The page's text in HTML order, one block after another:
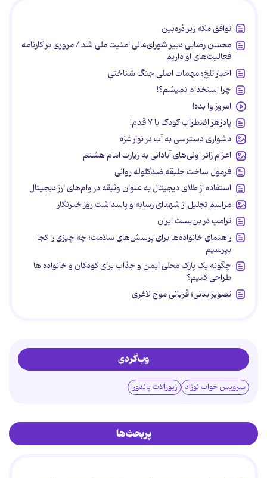
توافق مکه زیر ذره‌بین
محسن رضایی دبیر شورای‌عالی امنیت ملی شد / مروری بر کارنامه
فعالیت‌های او داریم
اخبار تلخ؛ مهمات اصلی جنگ شناختی
چرا استخدام نمیشم؟!
امروز وا بده!
پادزهر اضطراب کودک با ۷ قدم!
دشواری دسترسی به آب در نوار غزه
اعزام زائر اولی‌های آبادانی به زیارت امام هشتم
فرمول ساخت جلیقه ضدگلوله روانی
استفاده از طلای دیجیتال به عنوان وثیقه در وام‌های ارز دیجیتال
مراسم تجلیل از شهدای رسانه و پاسداشت روز خبرنگار
ترامپ در بن‌بست ایران
راهنمای خانواده‌ها برای پرسش‌های سلامت؛ چه چیزی را کجا
بپرسیم
چگونه یک پارک محلی ایمن و جذاب برای کودکان و خانواده ها
طراحی کنیم؟
تصویر بدنی؛ قربانی موج لاغری
وب‌گردی
سرویس خواب نوزاد زیورآلات پاندورا
پربحث‌ها